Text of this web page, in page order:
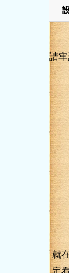
請
就
定